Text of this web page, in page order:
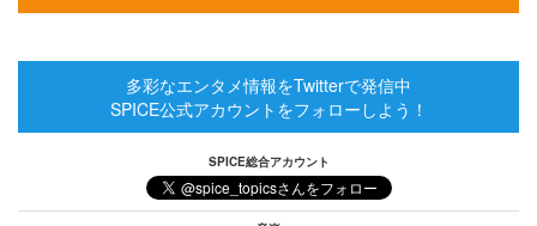
多彩なエンタメ情報をTwitterで発信中
SPICE公式アカウントをフォローしよう！
SPICE総合アカウント